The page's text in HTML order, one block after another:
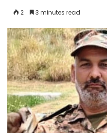
2 3 minutes read